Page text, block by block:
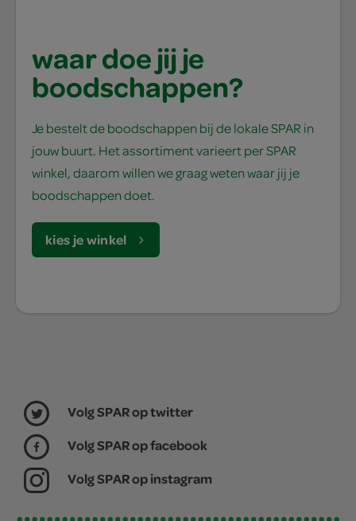
waar doe jij je
boodschappen?
Je bestelt de boodschappen bij de lokale SPAR in
jouw buurt. Het assortiment varieert per SPAR
winkel, daarom willen we graag weten waar jij je
boodschappen doet.
kies je winkel
Volg SPAR op twitter
Volg SPAR op facebook
Volg SPAR op instagram